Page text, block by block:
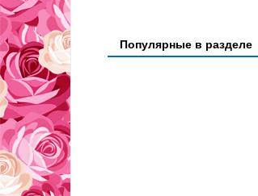
Популярные в разделе